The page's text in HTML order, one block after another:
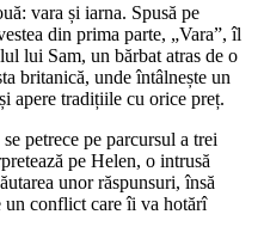
vara și iarna. Spusă pe
din prima parte, „Vara”, îl
lui Sam, un bărbat atras de o
britanică, unde întâlnește un
apere tradițiile cu orice preț.
petrece pe parcursul a trei
pe Helen, o intrusă
unor răspunsuri, însă
un conflict care îi va hotărî